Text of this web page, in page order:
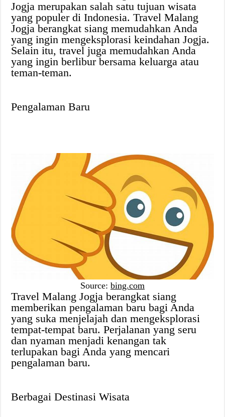
Jogja merupakan salah satu tujuan wisata
yang populer di Indonesia. Travel Malang
Jogja berangkat siang memudahkan Anda
yang ingin mengeksplorasi keindahan Jogja.
Selain itu, travel juga memudahkan Anda
yang ingin berlibur bersama keluarga atau
teman-teman.
Pengalaman Baru
Source: bing.com
Travel Malang Jogja berangkat siang
memberikan pengalaman baru bagi Anda
yang suka menjelajah dan mengeksplorasi
tempat-tempat baru. Perjalanan yang seru
dan nyaman menjadi kenangan tak
terlupakan bagi Anda yang mencari
pengalaman baru.
Berbagai Destinasi Wisata